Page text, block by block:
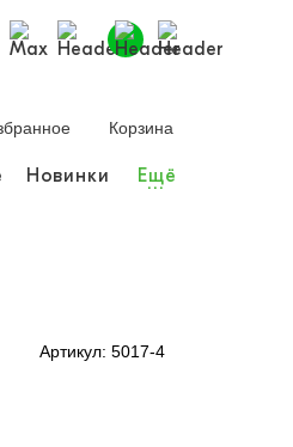
Корзина
Новинки Ещё
...
Артикул: 5017-4